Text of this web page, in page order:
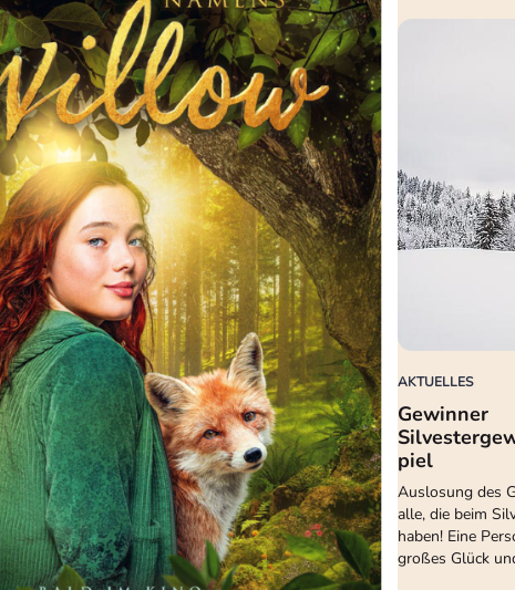
AKTUELLES
Gewinner
piel
Auslosung des
alle, die beim
haben! Eine
großes Glück